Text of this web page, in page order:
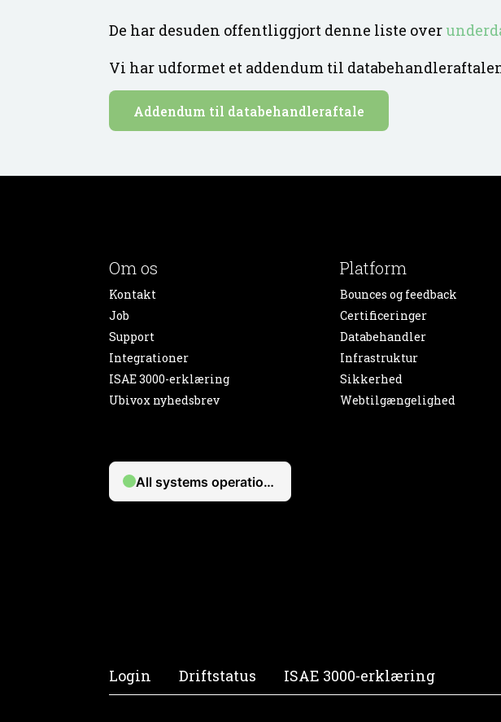
De har desuden offentliggjort denne liste over
Vi har udformet et addendum til
Addendum til databehandleraftale
Om os
Kontakt
Job
Support
Integrationer
ISAE 3000-erklæring
Ubivox nyhedsbrev
Platform
Bounces og feedback
Certificeringer
Databehandler
Infrastruktur
Sikkerhed
Webtilgængelighed
Login Driftstatus ISAE 3000-erklæring